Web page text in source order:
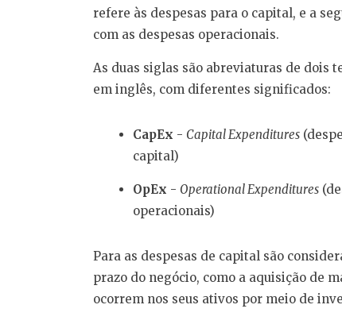
refere às despesas para o capital, e a
com as despesas operacionais.
As duas siglas são abreviaturas de dois
em inglês, com diferentes significados:
CapEx - Capital Expenditures
capital)
OpEx - Operational Expenditures
operacionais)
Para as despesas de capital são
prazo do negócio, como a aquisição de
ocorrem nos seus ativos por meio de